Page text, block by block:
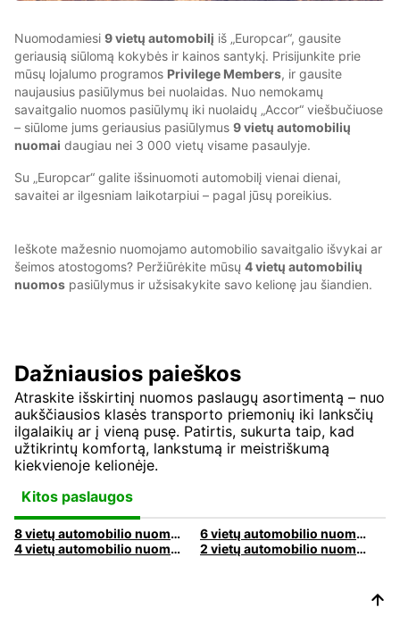
Nuomodamiesi 9 vietų automobilį iš „Europcar“, gausite
geriausią siūlomą kokybės ir kainos santykį. Prisijunkite prie
mūsų lojalumo programos Privilege Members, ir gausite
naujausius pasiūlymus bei nuolaidas. Nuo nemokamų
savaitgalio nuomos pasiūlymų iki nuolaidų „Accor“ viešbučiuose
– siūlome jums geriausius pasiūlymus 9 vietų automobilių
nuomai daugiau nei 3 000 vietų visame pasaulyje.
Su „Europcar“ galite išsinuomoti automobilį vienai dienai,
savaitei ar ilgesniam laikotarpiui – pagal jūsų poreikius.
Ieškote mažesnio nuomojamo automobilio savaitgalio išvykai ar
šeimos atostogoms? Peržiūrėkite mūsų 4 vietų automobilių
nuomos pasiūlymus ir užsisakykite savo kelionę jau šiandien.
Dažniausios paieškos
Atraskite išskirtinį nuomos paslaugų asortimentą – nuo
aukščiausios klasės transporto priemonių iki lanksčių
ilgalaikių ar į vieną pusę. Patirtis, sukurta taip, kad
užtikrintų komfortą, lankstumą ir meistriškumą
kiekvienoje kelionėje.
Kitos paslaugos
8 vietų automobilio nuoma | Išsinuomokite 8 vietų automobilį su Europcar
6 vietų automobilio nuoma | Išsinuomokite 6 vietų automobilį su Europcar
4 vietų automobilio nuoma | Išsinuomokite 4 vietų automobilį su Europcar
2 vietų automobilio nuoma | Išsinuomokite 2 vietų automobilį su Europcar